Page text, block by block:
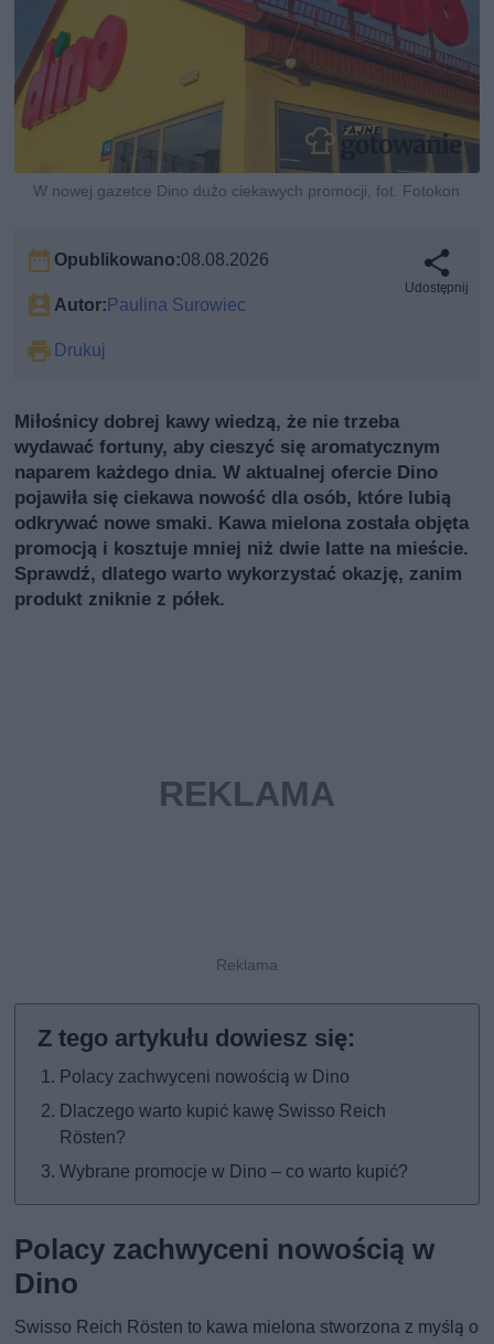
W nowej gazetce Dino dużo ciekawych promocji, fot. Fotokon
Opublikowano:08.08.2026
Autor:Paulina Surowiec
Drukuj
Udostępnij
Miłośnicy dobrej kawy wiedzą, że nie trzeba
wydawać fortuny, aby cieszyć się aromatycznym
naparem każdego dnia. W aktualnej ofercie Dino
pojawiła się ciekawa nowość dla osób, które lubią
odkrywać nowe smaki. Kawa mielona została objęta
promocją i kosztuje mniej niż dwie latte na mieście.
Sprawdź, dlatego warto wykorzystać okazję, zanim
produkt zniknie z półek.
Polacy zachwyceni nowością w Dino
Dlaczego warto kupić kawę Swisso Reich
Rösten?
Wybrane promocje w Dino – co warto kupić?
Polacy zachwyceni nowością w
Dino
Swisso Reich Rösten to kawa mielona stworzona z myślą o